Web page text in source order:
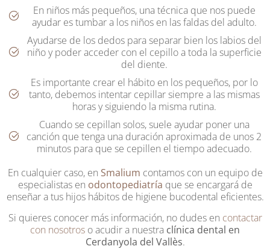
En niños más pequeños, una técnica que nos puede
ayudar es tumbar a los niños en las faldas del adulto.
Ayudarse de los dedos para separar bien los labios del
niño y poder acceder con el cepillo a toda la superficie
del diente.
Es importante crear el hábito en los pequeños, por lo
tanto, debemos intentar cepillar siempre a las mismas
horas y siguiendo la misma rutina.
Cuando se cepillan solos, suele ayudar poner una
canción que tenga una duración aproximada de unos 2
minutos para que se cepillen el tiempo adecuado.
En cualquier caso, en Smalium contamos con un equipo de
especialistas en odontopediatría que se encargará de
enseñar a tus hijos hábitos de higiene bucodental eficientes.
Si quieres conocer más información, no dudes en contactar
con nosotros o acudir a nuestra clínica dental en
Cerdanyola del Vallès.